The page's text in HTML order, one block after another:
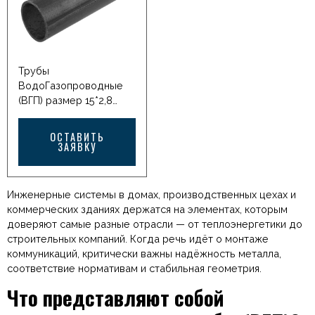
Профильная труба
прямоугольная Труба
стальная бесшовная
(ВГП) Трубы стальные
электросварные
Швеллер стальной
Уголок равнополочный
Оставить заявку
Похожие […]
Трубы
ВодоГазопроводные
(ВГП) размер 15*2,8
Круг / ТУ Сетка
ОК оцинкованная Лист
рифлением Лист
горячекатаный
Профильная труба
квадратная Балка
стальная двутавровая
Лист просечно-
вытяжной Проволка
ВР1 Лист
ОСТАВИТЬ
ЗАЯВКУ
Инженерные системы в домах, производственных цехах и
коммерческих зданиях держатся на элементах, которым
доверяют самые разные отрасли — от теплоэнергетики до
строительных компаний. Когда речь идёт о монтаже
коммуникаций, критически важны надёжность металла,
соответствие нормативам и стабильная геометрия.
Что представляют собой